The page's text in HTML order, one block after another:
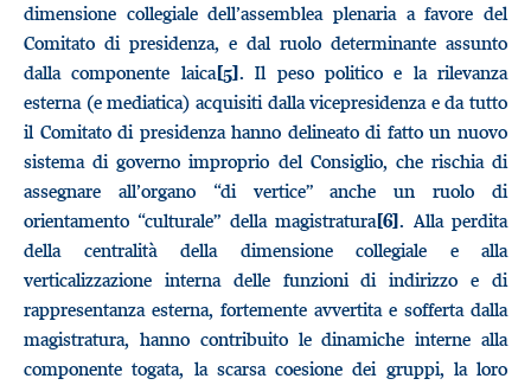
dimensione collegiale dell’assemblea plenaria a favore del
Comitato di presidenza, e dal ruolo determinante assunto
dalla componente laica[5]. Il peso politico e la rilevanza
esterna (e mediatica) acquisiti dalla vicepresidenza e da tutto
il Comitato di presidenza hanno delineato di fatto un nuovo
sistema di governo improprio del Consiglio, che rischia di
assegnare all’organo “di vertice” anche un ruolo di
orientamento “culturale” della magistratura[6]. Alla perdita
della centralità della dimensione collegiale e alla
verticalizzazione interna delle funzioni di indirizzo e di
rappresentanza esterna, fortemente avvertita e sofferta dalla
magistratura, hanno contribuito le dinamiche interne alla
componente togata, la scarsa coesione dei gruppi, la loro